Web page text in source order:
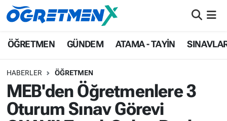
ÖĞRETMEN GÜNDEM ATAMA - TAYİN
HABERLER ÖĞRETMEN
MEB'den Öğretmenlere 3
Oturum Sınav Görevi
ÖĞRETMEN
ATAMA - TAYİN
SINAVLAR
İstanbul Nöbetçi Eczaneler
İstanbul Namaz Vakitleri
İstanbul Trafik Yoğunluk Haritası